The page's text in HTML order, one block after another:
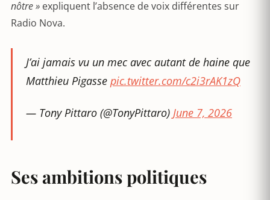
nôtre » expliquent l’absence de voix différentes sur
Radio Nova.
J’ai jamais vu un mec avec autant de haine que
Matthieu Pigasse pic.twitter.com/c2i3rAK1zQ
— Tony Pittaro (@TonyPittaro) June 7, 2026
Ses ambitions politiques